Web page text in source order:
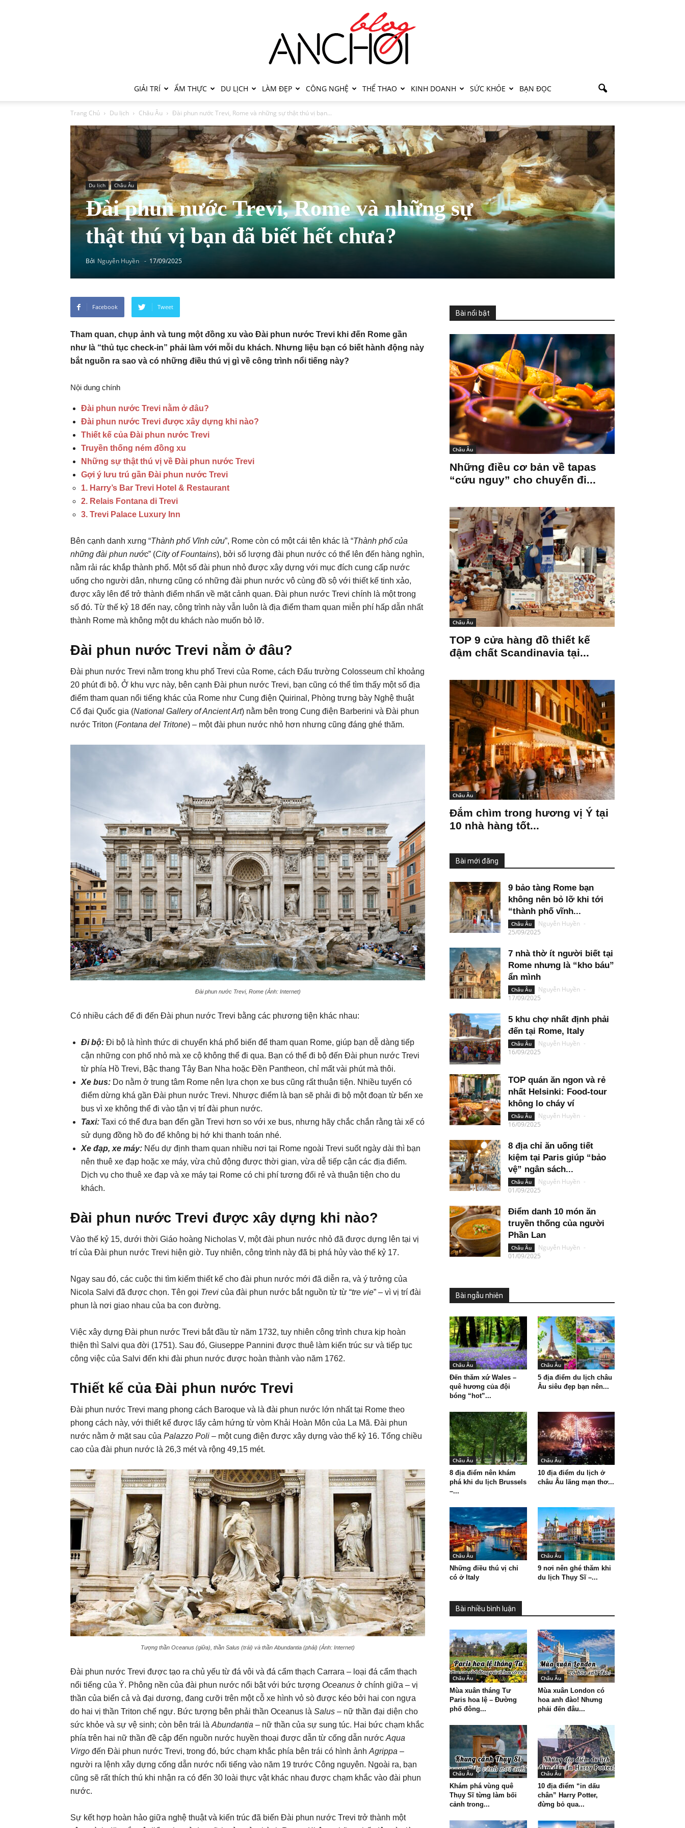
GIẢI TRÍ ẨM THỰC DU LỊCH LÀM ĐẸP CÔNG NGHỆ THỂ THAO KINH DOANH SỨC KHỎE BẠN ĐỌC
Trang Chủ Du lịch Châu Âu Đài phun nước Trevi, Rome và những sự thật thú vị bạn...
Du lịch Châu Âu
Đài phun nước Trevi, Rome và những sự
thật thú vị bạn đã biết hết chưa?
Bởi Nguyễn Huyền - 17/09/2025
Facebook Tweet
Tham quan, chụp ảnh và tung một đồng xu vào Đài phun nước Trevi khi đến Rome gần
như là “thủ tục check-in” phải làm với mỗi du khách. Nhưng liệu bạn có biết hành động này
bắt nguồn ra sao và có những điều thú vị gì về công trình nổi tiếng này?
Nội dung chính
Đài phun nước Trevi nằm ở đâu?
Đài phun nước Trevi được xây dựng khi nào?
Thiết kế của Đài phun nước Trevi
Truyền thống ném đồng xu
Những sự thật thú vị về Đài phun nước Trevi
Gợi ý lưu trú gần Đài phun nước Trevi
1. Harry’s Bar Trevi Hotel & Restaurant
2. Relais Fontana di Trevi
3. Trevi Palace Luxury Inn
Bên cạnh danh xưng “Thành phố Vĩnh cửu”, Rome còn có một cái tên khác là “Thành phố của
những đài phun nước” (City of Fountains), bởi số lượng đài phun nước có thể lên đến hàng nghìn,
nằm rải rác khắp thành phố. Một số đài phun nhỏ được xây dựng với mục đích cung cấp nước
uống cho người dân, nhưng cũng có những đài phun nước vô cùng đồ sộ với thiết kế tinh xảo,
được xây lên để trở thành điểm nhấn về mặt cảnh quan. Đài phun nước Trevi chính là một trong
số đó. Từ thế kỷ 18 đến nay, công trình này vẫn luôn là địa điểm tham quan miễn phí hấp dẫn nhất
thành Rome mà không một du khách nào muốn bỏ lỡ.
Đài phun nước Trevi nằm ở đâu?
Đài phun nước Trevi nằm trong khu phố Trevi của Rome, cách Đấu trường Colosseum chỉ khoảng
20 phút đi bộ. Ở khu vực này, bên cạnh Đài phun nước Trevi, bạn cũng có thể tìm thấy một số địa
điểm tham quan nổi tiếng khác của Rome như Cung điện Quirinal, Phòng trưng bày Nghệ thuật
Cổ đại Quốc gia (National Gallery of Ancient Art) nằm bên trong Cung điện Barberini và Đài phun
nước Triton (Fontana del Tritone) – một đài phun nước nhỏ hơn nhưng cũng đáng ghé thăm.
Đài phun nước Trevi, Rome (Ảnh: Internet)
Có nhiều cách để đi đến Đài phun nước Trevi bằng các phương tiện khác nhau:
Đi bộ: Đi bộ là hình thức di chuyển khá phổ biến để tham quan Rome, giúp bạn dễ dàng tiếp
cận những con phố nhỏ mà xe cộ không thể đi qua. Bạn có thể đi bộ đến Đài phun nước Trevi
từ phía Hồ Trevi, Bậc thang Tây Ban Nha hoặc Đền Pantheon, chỉ mất vài phút mà thôi.
Xe bus: Do nằm ở trung tâm Rome nên lựa chọn xe bus cũng rất thuận tiện. Nhiều tuyến có
điểm dừng khá gần Đài phun nước Trevi. Nhược điểm là bạn sẽ phải đi bộ một đoạn từ bến xe
bus vì xe không thể đi vào tận vị trí đài phun nước.
Taxi: Taxi có thể đưa bạn đến gần Trevi hơn so với xe bus, nhưng hãy chắc chắn rằng tài xế có
sử dụng đồng hồ đo để không bị hớ khi thanh toán nhé.
Xe đạp, xe máy: Nếu dự định tham quan nhiều nơi tại Rome ngoài Trevi suốt ngày dài thì bạn
nên thuê xe đạp hoặc xe máy, vừa chủ động được thời gian, vừa dễ tiếp cận các địa điểm.
Dịch vụ cho thuê xe đạp và xe máy tại Rome có chi phí tương đối rẻ và thuận tiện cho du
khách.
Đài phun nước Trevi được xây dựng khi nào?
Vào thế kỷ 15, dưới thời Giáo hoàng Nicholas V, một đài phun nước nhỏ đã được dựng lên tại vị
trí của Đài phun nước Trevi hiện giờ. Tuy nhiên, công trình này đã bị phá hủy vào thế kỷ 17.
Ngay sau đó, các cuộc thi tìm kiếm thiết kế cho đài phun nước mới đã diễn ra, và ý tưởng của
Nicola Salvi đã được chọn. Tên gọi Trevi của đài phun nước bắt nguồn từ từ “tre vie” – vì vị trí đài
phun là nơi giao nhau của ba con đường.
Việc xây dựng Đài phun nước Trevi bắt đầu từ năm 1732, tuy nhiên công trình chưa kịp hoàn
thiện thì Salvi qua đời (1751). Sau đó, Giuseppe Pannini được thuê làm kiến trúc sư và tiếp tục
công việc của Salvi đến khi đài phun nước được hoàn thành vào năm 1762.
Thiết kế của Đài phun nước Trevi
Đài phun nước Trevi mang phong cách Baroque và là đài phun nước lớn nhất tại Rome theo
phong cách này, với thiết kế được lấy cảm hứng từ vòm Khải Hoàn Môn của La Mã. Đài phun
nước nằm ở mặt sau của Palazzo Poli – một cung điện được xây dựng vào thế kỷ 16. Tổng chiều
cao của đài phun nước là 26,3 mét và rộng 49,15 mét.
Tượng thần Oceanus (giữa), thần Salus (trái) và thần Abundantia (phải) (Ảnh: Internet)
Đài phun nước Trevi được tạo ra chủ yếu từ đá vôi và đá cẩm thạch Carrara – loại đá cẩm thạch
nổi tiếng của Ý. Phông nền của đài phun nước nổi bật với bức tượng Oceanus ở chính giữa – vị
thần của biển cả và đại dương, đang cưỡi trên một cỗ xe hình vỏ sò được kéo bởi hai con ngựa
do hai vị thần Triton chế ngự. Bức tượng bên phải thần Oceanus là Salus – nữ thần đại diện cho
sức khỏe và sự vệ sinh; còn bên trái là Abundantia – nữ thần của sự sung túc. Hai bức chạm khắc
phía trên hai nữ thần đề cập đến nguồn nước huyền thoại được dẫn từ cống dẫn nước Aqua
Virgo đến Đài phun nước Trevi, trong đó, bức chạm khắc phía bên trái có hình ảnh Agrippa –
người ra lệnh xây dựng cống dẫn nước nổi tiếng vào năm 19 trước Công nguyên. Ngoài ra, bạn
cũng sẽ rất thích thú khi nhận ra có đến 30 loài thực vật khác nhau được chạm khắc vào đài phun
nước.
Sự kết hợp hoàn hảo giữa nghệ thuật và kiến trúc đã biến Đài phun nước Trevi trở thành một
Bài nổi bật
Châu Âu
Những điều cơ bản về tapas
“cứu nguy” cho chuyến đi...
Châu Âu
TOP 9 cửa hàng đồ thiết kế
đậm chất Scandinavia tại...
Châu Âu
Đắm chìm trong hương vị Ý tại
10 nhà hàng tốt...
Bài mới đăng
9 bảo tàng Rome bạn
không nên bỏ lỡ khi tới
“thành phố vĩnh...
Châu Âu Nguyễn Huyền -
25/09/2025
7 nhà thờ ít người biết tại
Rome nhưng là “kho báu”
ẩn mình
Châu Âu Nguyễn Huyền -
17/09/2025
5 khu chợ nhất định phải
đến tại Rome, Italy
Châu Âu Nguyễn Huyền -
16/09/2025
TOP quán ăn ngon và rẻ
nhất Helsinki: Food-tour
không lo cháy ví
Châu Âu Nguyễn Huyền -
16/09/2025
8 địa chỉ ăn uống tiết
kiệm tại Paris giúp “bảo
vệ” ngân sách...
Châu Âu Nguyễn Huyền -
01/09/2025
Điểm danh 10 món ăn
truyền thống của người
Phần Lan
Châu Âu Nguyễn Huyền -
01/09/2025
Bài ngẫu nhiên
Châu Âu
Đến thăm xứ Wales –
quê hương của đội
bóng “hot”...
Châu Âu
5 địa điểm du lịch châu
Âu siêu đẹp bạn nên...
Châu Âu
8 địa điểm nên khám
phá khi du lịch Brussels
–...
Châu Âu
10 địa điểm du lịch ở
châu Âu lãng mạn thơ...
Châu Âu
Những điều thú vị chỉ
có ở Italy
Châu Âu
9 nơi nên ghé thăm khi
du lịch Thụy Sĩ –...
Bài nhiều bình luận
Châu Âu
Mùa xuân tháng Tư
Paris hoa lệ – Đường
phố đông...
Châu Âu
Mùa xuân London có
hoa anh đào! Nhưng
phải đến đâu...
Châu Âu
Khám phá vùng quê
Thụy Sĩ từng làm bối
cảnh trong...
Châu Âu
10 địa điểm “in dấu
chân” Harry Potter,
đừng bỏ qua...